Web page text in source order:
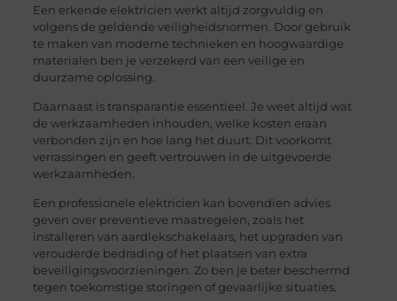
Een erkende elektricien werkt altijd zorgvuldig en
volgens de geldende veiligheidsnormen. Door gebruik
te maken van moderne technieken en hoogwaardige
materialen ben je verzekerd van een veilige en
duurzame oplossing.
Daarnaast is transparantie essentieel. Je weet altijd wat
de werkzaamheden inhouden, welke kosten eraan
verbonden zijn en hoe lang het duurt. Dit voorkomt
verrassingen en geeft vertrouwen in de uitgevoerde
werkzaamheden.
Een professionele elektricien kan bovendien advies
geven over preventieve maatregelen, zoals het
installeren van aardlekschakelaars, het upgraden van
verouderde bedrading of het plaatsen van extra
beveiligingsvoorzieningen. Zo ben je beter beschermd
tegen toekomstige storingen of gevaarlijke situaties.